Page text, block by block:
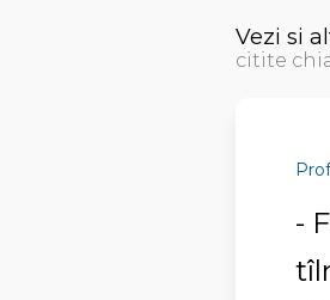
Vezi si
citite
-